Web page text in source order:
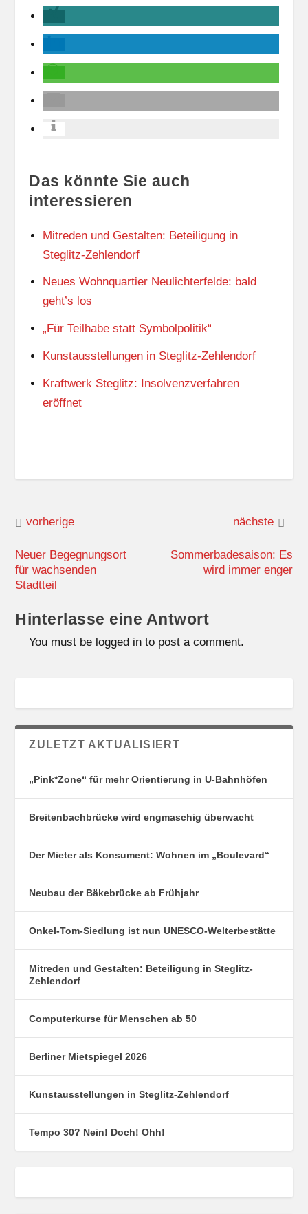
Das könnte Sie auch
interessieren
Mitreden und Gestalten: Beteiligung in
Steglitz-Zehlendorf
Neues Wohnquartier Neulichterfelde: bald
geht’s los
„Für Teilhabe statt Symbolpolitik“
Kunstausstellungen in Steglitz-Zehlendorf
Kraftwerk Steglitz: Insolvenzverfahren
eröffnet
vorherige
Neuer Begegnungsort
für wachsenden
Stadtteil
nächste
Sommerbadesaison: Es
wird immer enger
Hinterlasse eine Antwort
You must be logged in to post a comment.
ZULETZT AKTUALISIERT
„Pink*Zone“ für mehr Orientierung in U-Bahnhöfen
Breitenbachbrücke wird engmaschig überwacht
Der Mieter als Konsument: Wohnen im „Boulevard“
Neubau der Bäkebrücke ab Frühjahr
Onkel-Tom-Siedlung ist nun UNESCO-Welterbestätte
Mitreden und Gestalten: Beteiligung in Steglitz-
Zehlendorf
Computerkurse für Menschen ab 50
Berliner Mietspiegel 2026
Kunstausstellungen in Steglitz-Zehlendorf
Tempo 30? Nein! Doch! Ohh!